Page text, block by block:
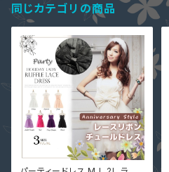
同じカテゴリの商品